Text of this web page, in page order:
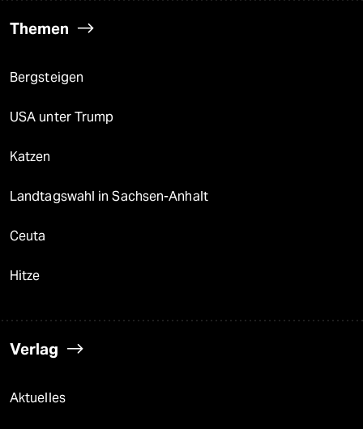
Themen
Bergsteigen
USA unter Trump
Katzen
Landtagswahl in Sachsen-Anhalt
Ceuta
Hitze
Verlag
Aktuelles